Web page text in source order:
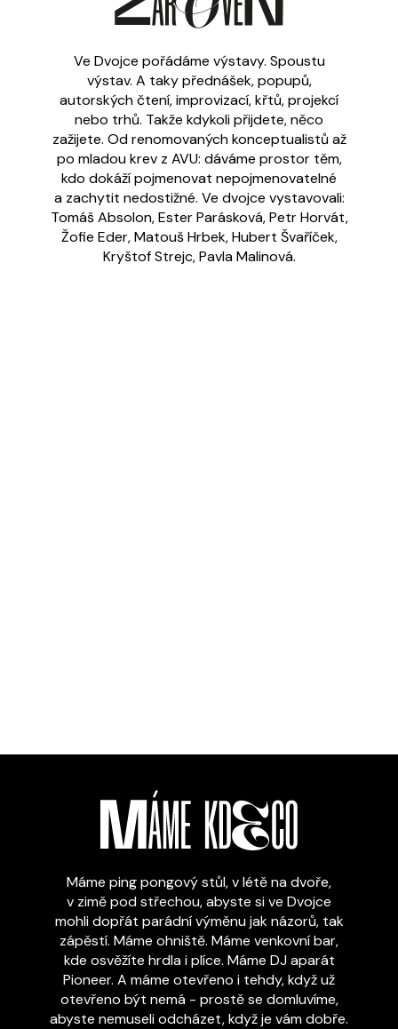
Ve Dvojce pořádáme výstavy. Spoustu
výstav. A taky přednášek, popupů,
autorských čtení, improvizací, křtů, projekcí
nebo trhů. Takže kdykoli přijdete, něco
zažijete. Od renomovaných konceptualistů až
po mladou krev z AVU: dáváme prostor těm,
kdo dokáží pojmenovat nepojmenovatelné
a zachytit nedostižné. Ve dvojce vystavovali:
Tomáš Absolon, Ester Parásková, Petr Horvát,
Žofie Eder, Matouš Hrbek, Hubert Švaříček,
Kryštof Strejc, Pavla Malinová.
Máme ping pongový stůl, v létě na dvoře,
v zimě pod střechou, abyste si ve Dvojce
mohli dopřát parádní výměnu jak názorů, tak
zápěstí. Máme ohniště. Máme venkovní bar,
kde osvěžíte hrdla i plíce. Máme DJ aparát
Pioneer. A máme otevřeno i tehdy, když už
otevřeno být nemá - prostě se domluvíme,
abyste nemuseli odcházet, když je vám dobře.